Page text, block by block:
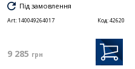
Під замовлення
Art:140049264017 Код:42620
9 285 грн